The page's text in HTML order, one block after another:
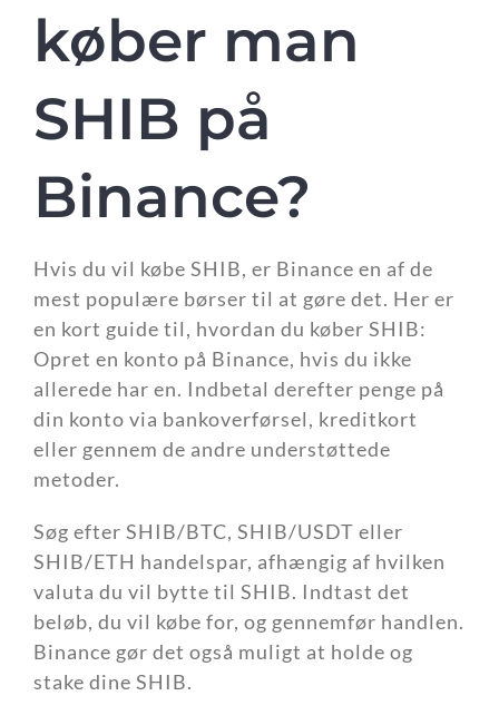
køber man
SHIB på
Binance?
Hvis du vil købe SHIB, er Binance en af de
mest populære børser til at gøre det. Her er
en kort guide til, hvordan du køber SHIB:
Opret en konto på Binance, hvis du ikke
allerede har en. Indbetal derefter penge på
din konto via bankoverførsel, kreditkort
eller gennem de andre understøttede
metoder.
Søg efter SHIB/BTC, SHIB/USDT eller
SHIB/ETH handelspar, afhængig af hvilken
valuta du vil bytte til SHIB. Indtast det
beløb, du vil købe for, og gennemfør handlen.
Binance gør det også muligt at holde og
stake dine SHIB.